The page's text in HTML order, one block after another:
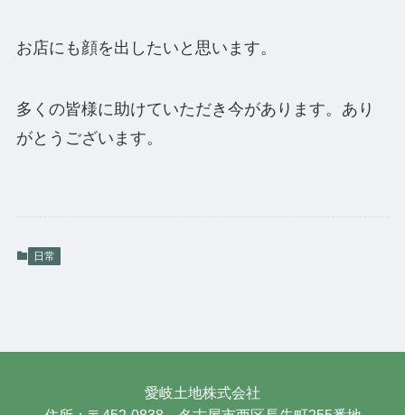
お店にも顔を出したいと思います。
多くの皆様に助けていただき今があります。あり
がとうございます。
日常
愛岐土地株式会社